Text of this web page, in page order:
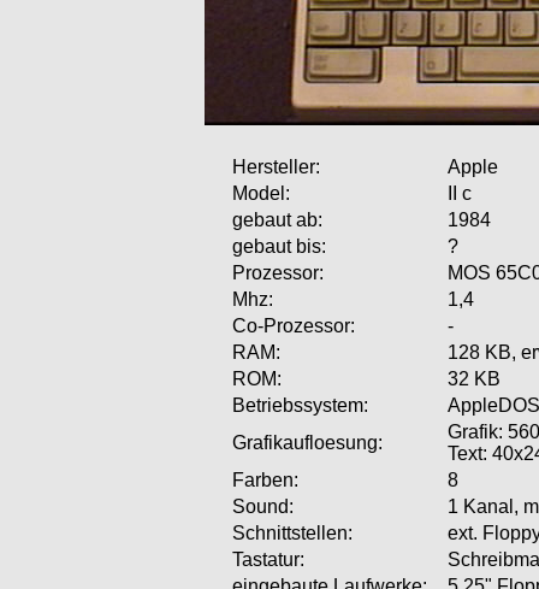
Hersteller:
Apple
Model:
II c
gebaut ab:
1984
gebaut bis:
?
Prozessor:
MOS
Mhz:
1,4
Co-Prozessor:
-
RAM:
128 KB,
ROM:
32 KB
Betriebssystem:
Grafikaufloesung:
Grafik:
Text:
Farben:
8
Sound:
1 Kanal,
Schnittstellen:
ext.
Tastatur: